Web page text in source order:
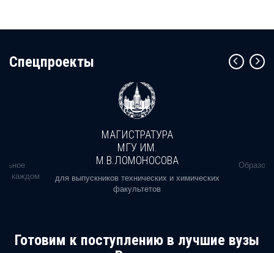
Cпецпроекты
в каждом
МАГИСТРАТУРА
МГУ ИМ.
М.В.ЛОМОНОСОВА
для выпускников технических и химических
факультетов
Готовим к поступлению в лучшие вузы